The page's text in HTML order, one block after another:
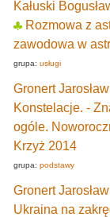
Kałuski
Rozmowa z
zawodowa w
grupa: usługi
Gronert Jarosław
Konstelacje. -
ogóle.
Krzyż 2014
grupa: podstawy
Gronert Jarosław
Ukraina na